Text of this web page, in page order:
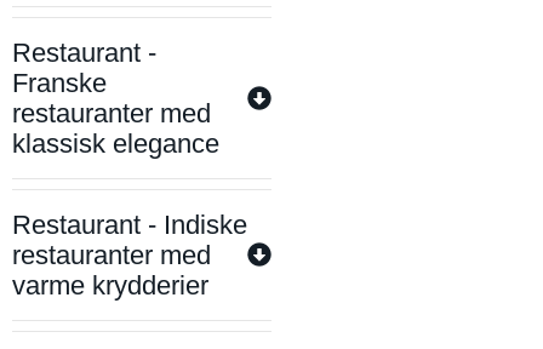
Restaurant -
Franske
restauranter med
klassisk elegance
Restaurant - Indiske
restauranter med
varme krydderier